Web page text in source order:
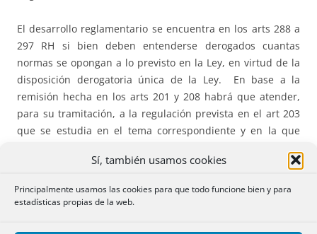
Sí, también usamos cookies
Principalmente usamos las cookies para que todo funcione bien y para
estadísticas propias de la web.
El desarrollo reglamentario se encuentra en los arts 288 a
297 RH si bien deben entenderse derogados cuantas
normas se opongan a lo previsto en la Ley, en virtud de la
disposición derogatoria única de la Ley. En base a la
remisión hecha en los arts 201 y 208 habrá que atender,
para su tramitación, a la regulación prevista en el art 203
que se estudia en el tema correspondiente y en la que